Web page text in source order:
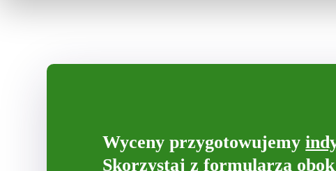
Wyceny przygotowujemy
Skorzystaj z formularza